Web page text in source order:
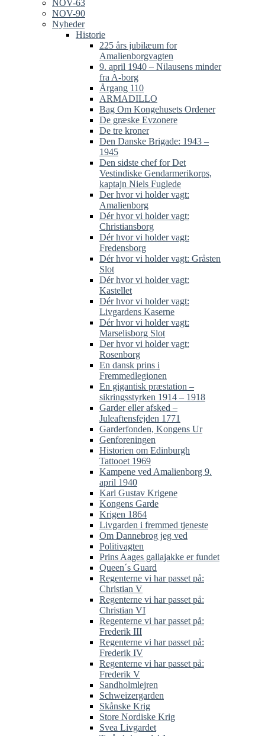
NOV-63
NOV-90
Nyheder
Historie
225 års jubilæum for
Amalienborgvagten
9. april 1940 – Nilausens minder
fra A-borg
Årgang 110
ARMADILLO
Bag Om Kongehusets Ordener
De græske Evzonere
De tre kroner
Den Danske Brigade: 1943 –
1945
Den sidste chef for Det
Vestindiske Gendarmerikorps,
kaptajn Niels Fuglede
Der hvor vi holder vagt:
Amalienborg
Dér hvor vi holder vagt:
Christiansborg
Dér hvor vi holder vagt:
Fredensborg
Dér hvor vi holder vagt: Gråsten
Slot
Dér hvor vi holder vagt:
Kastellet
Dér hvor vi holder vagt:
Livgardens Kaserne
Dér hvor vi holder vagt:
Marselisborg Slot
Der hvor vi holder vagt:
Rosenborg
En dansk prins i
Fremmedlegionen
En gigantisk præstation –
sikringsstyrken 1914 – 1918
Garder eller afsked –
Juleaftensfejden 1771
Garderfonden, Kongens Ur
Genforeningen
Historien om Edinburgh
Tattooet 1969
Kampene ved Amalienborg 9.
april 1940
Karl Gustav Krigene
Kongens Garde
Krigen 1864
Livgarden i fremmed tjeneste
Om Dannebrog jeg ved
Politivagten
Prins Aages gallajakke er fundet
Queen´s Guard
Regenterne vi har passet på:
Christian V
Regenterne vi har passet på:
Christian VI
Regenterne vi har passet på:
Frederik III
Regenterne vi har passet på:
Frederik IV
Regenterne vi har passet på:
Frederik V
Sandholmlejren
Schweizergarden
Skånske Krig
Store Nordiske Krig
Svea Livgardet